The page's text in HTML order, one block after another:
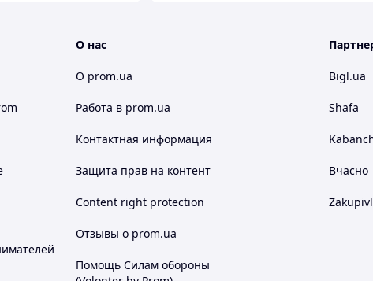
О нас
О prom.ua
Работа в prom.ua
Контактная информация
Защита прав на контент
Content right protection
Отзывы о prom.ua
Помощь Силам обороны
Bigl.ua
Shafa
Вчасно